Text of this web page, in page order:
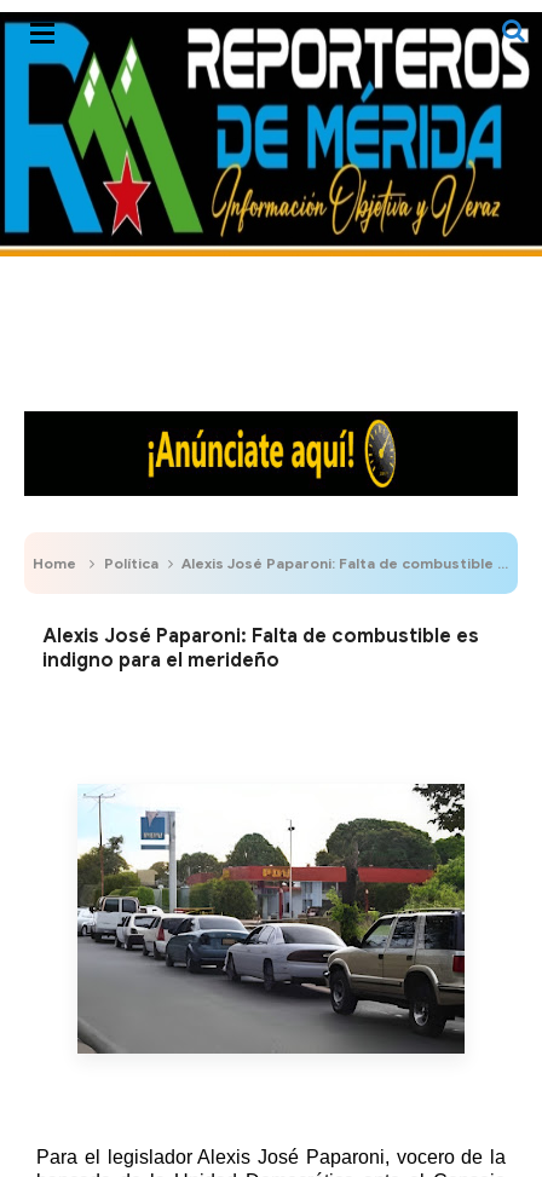
Home Política Alexis José Paparoni: Falta de combustible es indigno para el merideño
Alexis José Paparoni: Falta de combustible es
indigno para el merideño
Para el legislador Alexis José Paparoni, vocero de la